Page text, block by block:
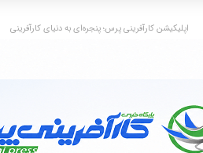
اپلیکیشن کارآفرینی پرس؛ پنجره‌ای به دنیای کارآفرینی